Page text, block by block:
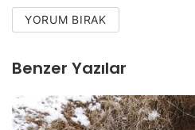
YORUM BIRAK
Benzer Yazılar